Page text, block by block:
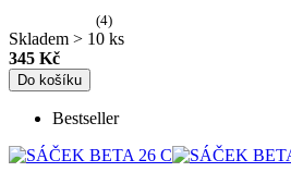
(4)
Skladem > 10 ks
345 Kč
Do košíku
Bestseller